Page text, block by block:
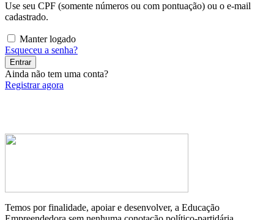
Use seu CPF (somente números ou com pontuação) ou o e-mail
cadastrado.
Manter logado
Esqueceu a senha?
Entrar
Ainda não tem uma conta?
Registrar agora
Temos por finalidade, apoiar e desenvolver, a Educação